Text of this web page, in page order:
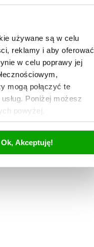
używane są w celu
reklamy i aby oferować
w celu poprawy jej
mogą połączyć te
Poniżej możesz
powyżej.
Ok, Akceptuję!